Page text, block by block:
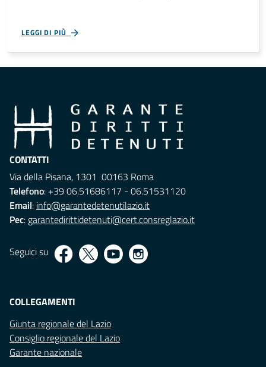
LEGGI DI PIÙ
CONTATTI
Via della Pisana, 1301 00163 Roma
Telefono: +39 06.51686117 - 06.51531120
Email: info@garantedetenutilazio.it
Pec: garantedirittidetenuti@cert.consreglazio.it
Seguici su
COLLEGAMENTI
Giunta regionale del Lazio
Consiglio regionale del Lazio
Garante nazionale